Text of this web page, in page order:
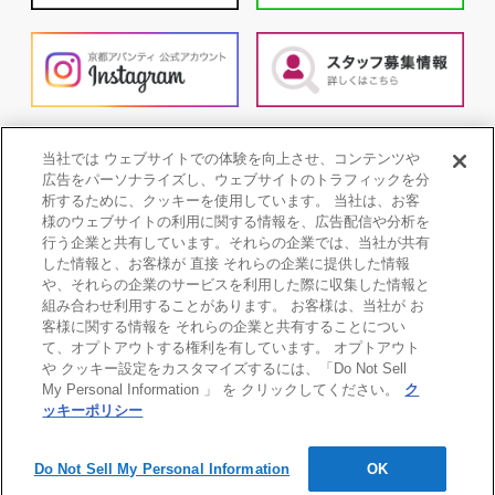
個人情報保護方針
COOKIE POLICY
Copyright©2010-2026 KYOTO AVANTI All Rights Reserved.
当社では ウェブサイトでの体験を向上させ、コンテンツや
広告をパーソナライズし、ウェブサイトのトラフィックを分
析するために、クッキーを使用しています。 当社は、お客
様のウェブサイトの利用に関する情報を、広告配信や分析を
行う企業と共有しています。それらの企業では、当社が共有
した情報と、お客様が 直接 それらの企業に提供した情報
や、それらの企業のサービスを利用した際に収集した情報と
組み合わせ利用することがあります。 お客様は、当社が お
客様に関する情報を それらの企業と共有することについ
て、オプトアウトする権利を有しています。 オプトアウト
や クッキー設定をカスタマイズするには、「Do Not Sell
My Personal Information 」 を クリックしてください。
ク
ッキーポリシー
Do Not Sell My Personal Information OK